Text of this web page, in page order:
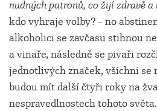
nudných patronů, co žijí zdravě a
kdo vyhraje volby? – no
alkoholici se zavčasu stihnou
a vinaře, následně se pivaři
jednotlivých značek, všichni se
budou mít další čtyři roky na
nespravedlnostech tohoto světa.